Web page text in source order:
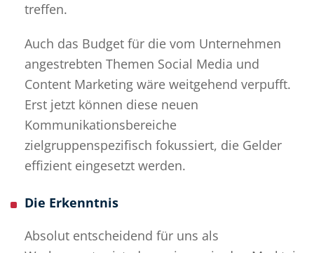
treffen.
Auch das Budget für die vom Unternehmen
angestrebten Themen Social Media und
Content Marketing wäre weitgehend verpufft.
Erst jetzt können diese neuen
Kommunikationsbereiche
zielgruppenspezifisch fokussiert, die Gelder
effizient eingesetzt werden.
Die Erkenntnis
Absolut entscheidend für uns als